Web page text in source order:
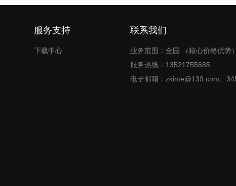
服务支持
下载中心
联系我们
业务范围：全国 （核心价格优势
服务热线：13521755685
电子邮箱：zkinte@139.com、